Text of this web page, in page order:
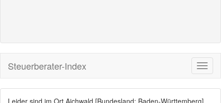
Steuerberater-Index
Leider sind im Ort Aichwald [Bundesland: Baden-Württemberg]